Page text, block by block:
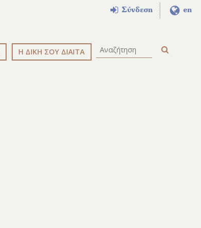
en
Σύνδεση
Η ΔΙΚΗ ΣΟΥ ΔΙΑΙΤΑ